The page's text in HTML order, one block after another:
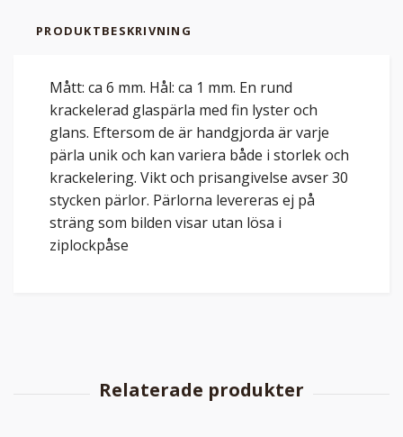
PRODUKTBESKRIVNING
Mått: ca 6 mm. Hål: ca 1 mm. En rund
krackelerad glaspärla med fin lyster och
glans. Eftersom de är handgjorda är varje
pärla unik och kan variera både i storlek och
krackelering. Vikt och prisangivelse avser 30
stycken pärlor. Pärlorna levereras ej på
sträng som bilden visar utan lösa i
ziplockpåse